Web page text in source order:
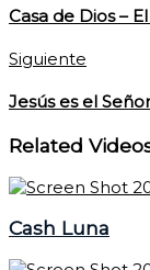
Casa de Dios –
Siguiente
Jesús es el
Related
Cash Luna